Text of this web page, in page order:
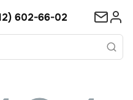
602-66-02